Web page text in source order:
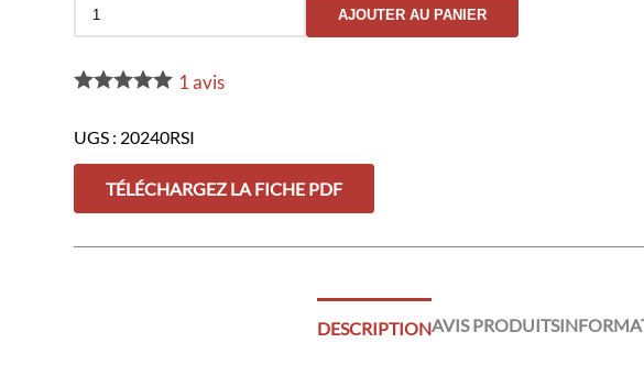
Softshell
Incendie
SAFETEK®️
AJOUTER AU PANIER
1avis
UGS : 20240RSI
TÉLÉCHARGEZ LA FICHE PDF
DESCRIPTIONAVIS PRODUITS